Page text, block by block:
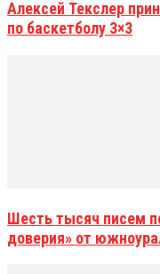
Алексей Текслер
по баскетболу 3×3
Шесть тысяч писем
доверия» от